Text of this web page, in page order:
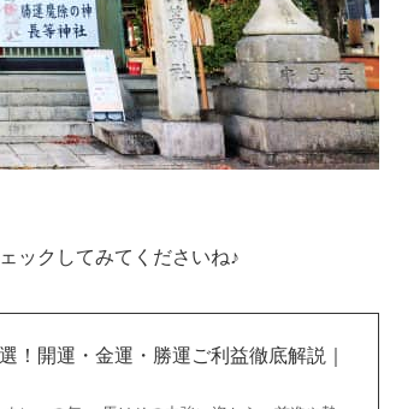
ックしてみてくださいね♪
！開運・金運・勝運ご利益徹底解説｜